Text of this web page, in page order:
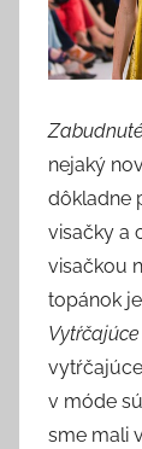
nejaký
dôkladne
visačky a
visačkou
topánok
v móde
sme mali